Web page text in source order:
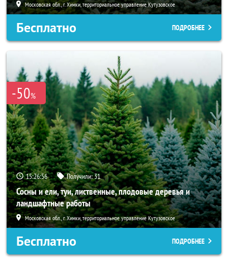
Московская обл., г. Химки, территориальное управление Кутузовское
Бесплатно ПОДРОБНЕЕ
-50%
15:26:55 Получили:31
Сосны и ели, туи, лиственные, плодовые деревья и
ландшафтные работы
Московская обл., г. Химки, территориальное управление Кутузовское
Бесплатно ПОДРОБНЕЕ